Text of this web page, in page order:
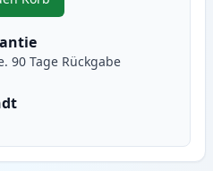
um anzupassen
, 6 stück Canon PGI-570XL &
90 Tage Rückgabe